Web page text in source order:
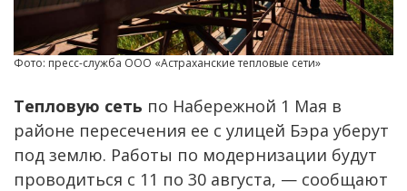
Фото: пресс-служба ООО «Астраханские тепловые сети»
Тепловую сеть по Набережной 1 Мая в
районе пересечения ее с улицей Бэра уберут
под землю. Работы по модернизации будут
проводиться с 11 по 30 августа, — сообщают